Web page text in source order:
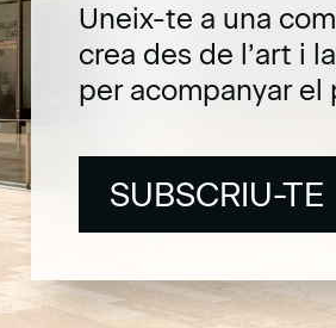
Uneix-te a una
crea des de l’art i
per acompanyar el
SUBSCRIU-TE